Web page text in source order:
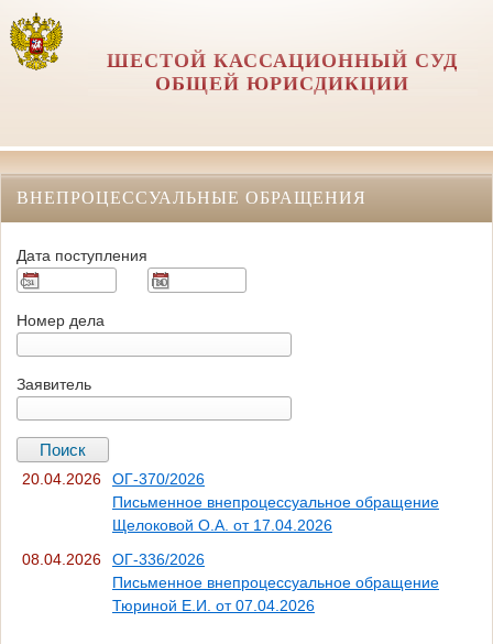
ШЕСТОЙ КАССАЦИОННЫЙ СУД
ОБЩЕЙ ЮРИСДИКЦИИ
ВНЕПРОЦЕССУАЛЬНЫЕ ОБРАЩЕНИЯ
Дата поступления
Номер дела
Заявитель
20.04.2026
ОГ-370/2026
Письменное внепроцессуальное обращение
Щелоковой О.А. от 17.04.2026
08.04.2026
ОГ-336/2026
Письменное внепроцессуальное обращение
Тюриной Е.И. от 07.04.2026